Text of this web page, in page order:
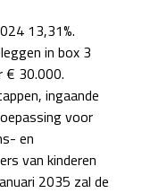
13,31%.
in box 3
€ 30.000.
ingaande
voor
en
van kinderen
2035 zal de